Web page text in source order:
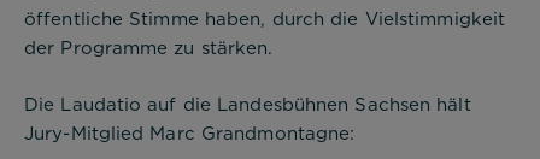
öffentliche Stimme haben, durch die Vielstimmigkeit
der Programme zu stärken.
Die Laudatio auf die Landesbühnen Sachsen hält
Jury-Mitglied Marc Grandmontagne: